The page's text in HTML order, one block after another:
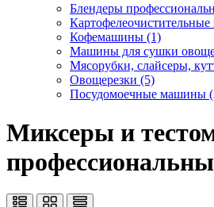
Блендеры
Кофемашины (1)
Машины для сушки
Мясорубки, слайсеры,
Овощерезки (5)
Посудомоечные машины
Миксеры и